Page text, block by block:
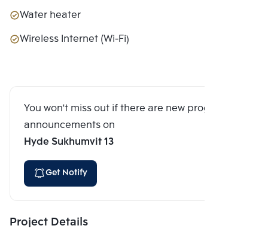
Water heater
Wireless Internet (Wi-Fi)
You won't miss out if there are new program
announcements on
Hyde Sukhumvit 13
Get Notify
Project Details